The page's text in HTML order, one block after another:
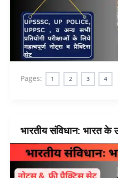
Pages: 1 2 3 4
भारतीय संविधान: भारत के